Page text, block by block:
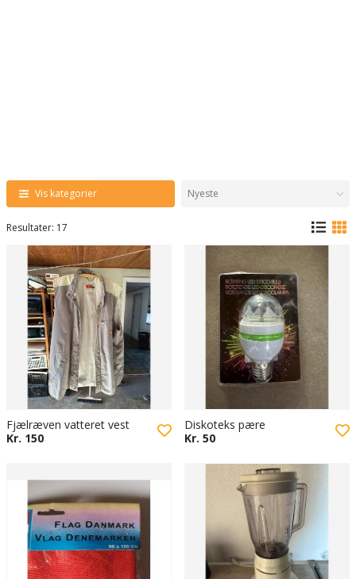
Vis kategorier
Resultater: 17
Fjælræven vatteret vest
Kr. 150
Diskoteks pære
Kr. 50